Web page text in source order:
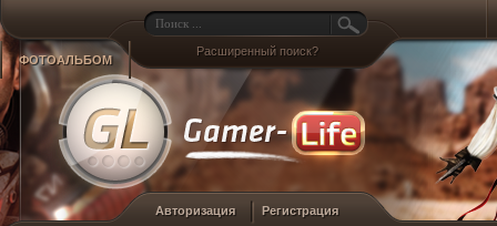
ФОТОАЛЬБОМ
Расширенный поиск?
Авторизация Регистрация